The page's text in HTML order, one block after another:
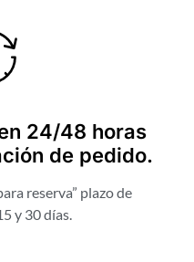
24/48 horas
de pedido.
reserva” plazo de
y 30 días.